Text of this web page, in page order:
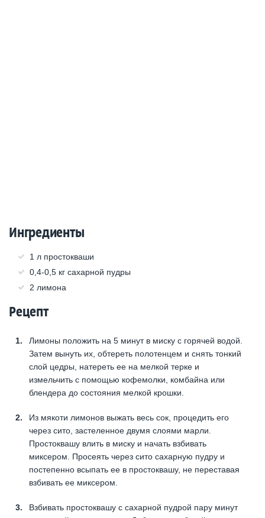
Ингредиенты
1 л простокваши
0,4-0,5 кг сахарной пудры
2 лимона
Рецепт
Лимоны положить на 5 минут в миску с горячей водой.
Затем вынуть их, обтереть полотенцем и снять тонкий
слой цедры, натереть ее на мелкой терке и
измельчить с помощью кофемолки, комбайна или
блендера до состояния мелкой крошки.
Из мякоти лимонов выжать весь сок, процедить его
через сито, застеленное двумя слоями марли.
Простоквашу влить в миску и начать взбивать
миксером. Просеять через сито сахарную пудру и
постепенно всыпать ее в простоквашу, не переставая
взбивать ее миксером.
Взбивать простоквашу с сахарной пудрой пару минут